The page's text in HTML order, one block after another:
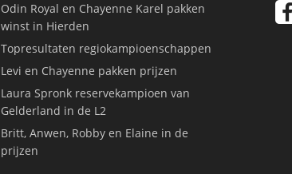
Odin Royal en Chayenne Karel pakken
winst in Hierden
Topresultaten regiokampioenschappen
Levi en Chayenne pakken prijzen
Laura Spronk reservekampioen van
Gelderland in de L2
Britt, Anwen, Robby en Elaine in de
prijzen